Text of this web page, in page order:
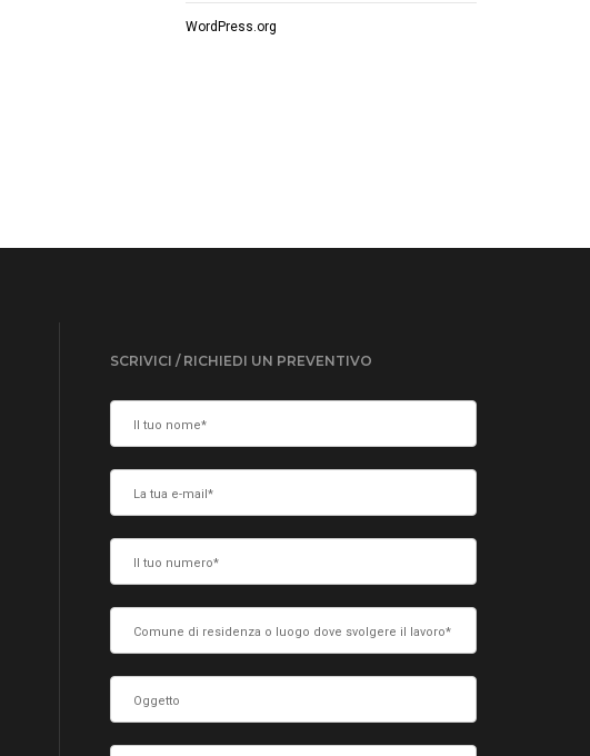
WordPress.org
SCRIVICI / RICHIEDI UN PREVENTIVO